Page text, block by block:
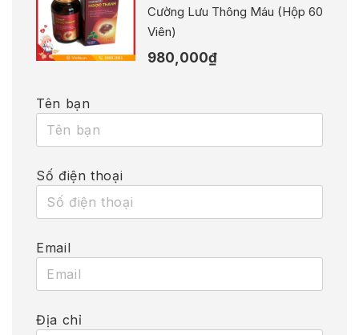
Cường Lưu Thông Máu (Hộp 60
Viên)
980,000₫
Tên bạn
Số điện thoại
Email
Địa chỉ